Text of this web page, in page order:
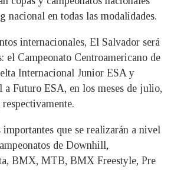
nacional en todas las modalidades.
internacionales, El Salvador será
el Campeonato Centroamericano de
Internacional Junior ESA y
a Futuro ESA, en los meses de julio,
importantes que se realizarán a nivel
de Downhill,
BMX, MTB, BMX Freestyle, Pre